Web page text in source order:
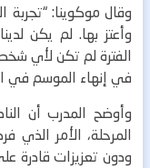
وقال موكوينا:
وأعتز بها. لم يكن
الفترة لم تكن لأي
في إنهاء الموسم في
وأوضح المدرب أن
المرحلة، الأمر الذي
ودون تعزيزات قادرة